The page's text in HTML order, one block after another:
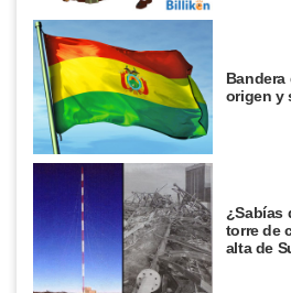
origen y
¿Sabías
torre de
alta de